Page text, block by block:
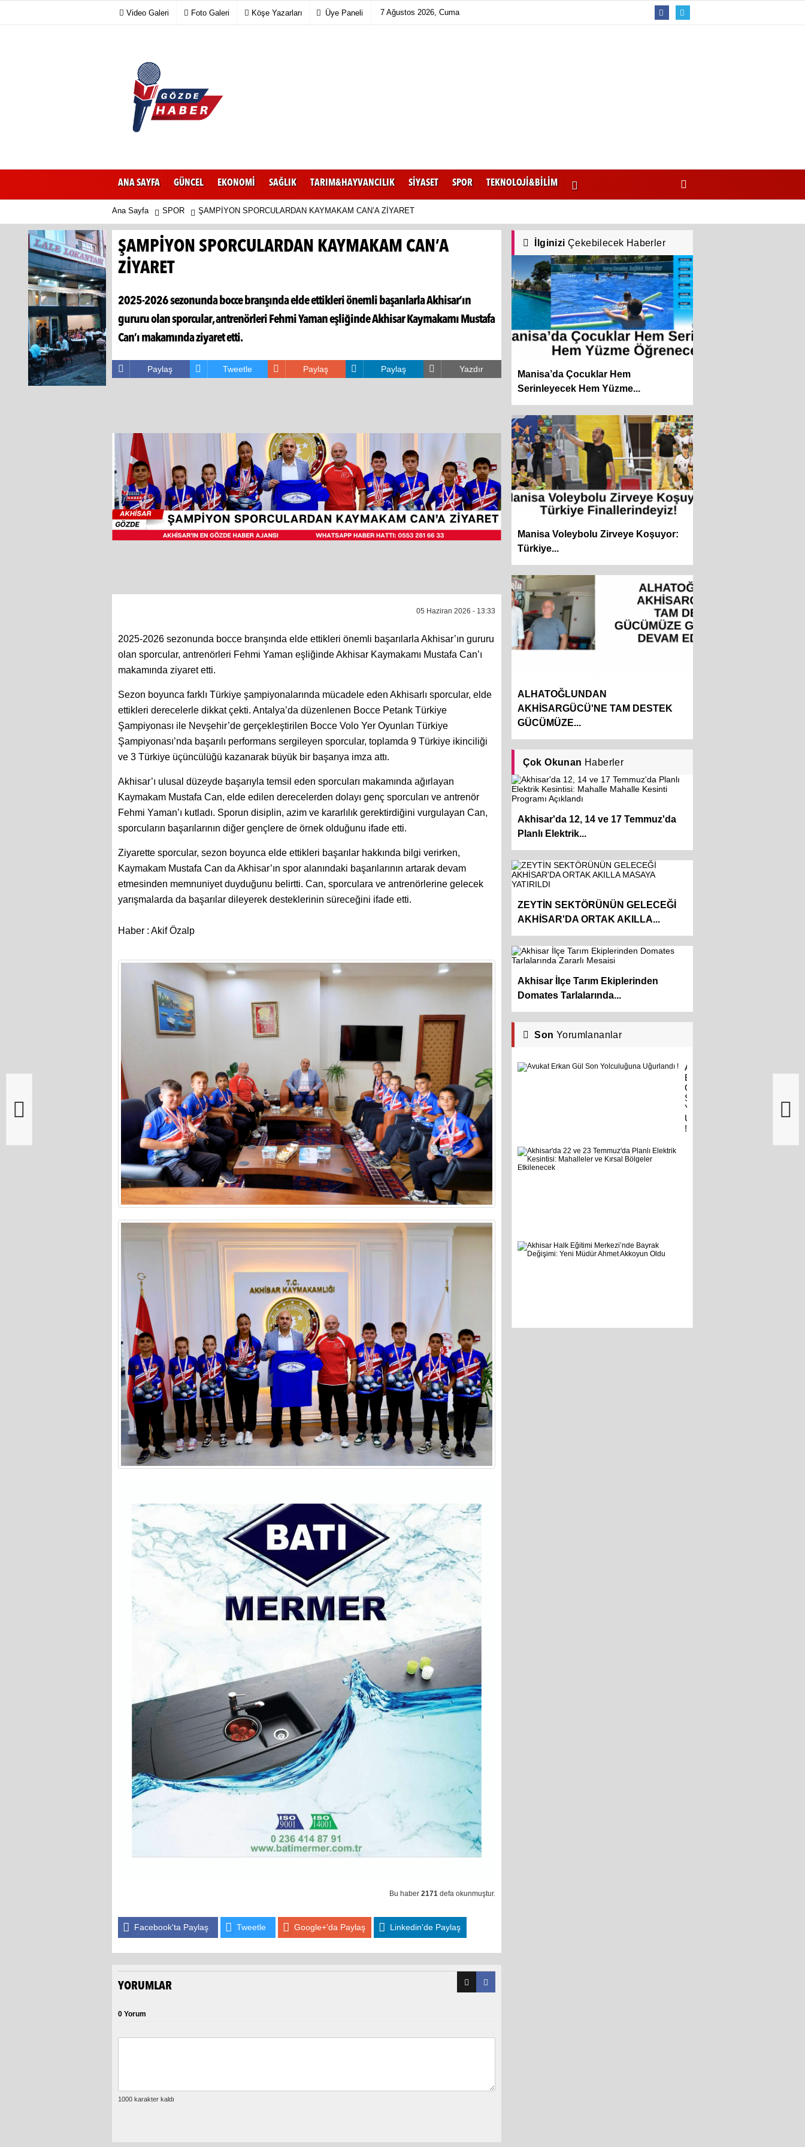
Video Galeri Foto Galeri Köşe Yazarları Üye Paneli 7 Ağustos 2026, Cuma
ANA SAYFA GÜNCEL EKONOMİ SAĞLIK TARIM&HAYVANCILIK SİYASET SPOR TEKNOLOJİ&BİLİM
Ana Sayfa SPOR ŞAMPİYON SPORCULARDAN KAYMAKAM CAN’A ZİYARET
ŞAMPİYON SPORCULARDAN KAYMAKAM CAN’A
ZİYARET
2025-2026 sezonunda bocce branşında elde ettikleri önemli başarılarla Akhisar’ın
gururu olan sporcular, antrenörleri Fehmi Yaman eşliğinde Akhisar Kaymakamı Mustafa
Can’ı makamında ziyaret etti.
Paylaş Tweetle Paylaş Paylaş Yazdır
05 Haziran 2026 - 13:33
2025-2026 sezonunda bocce branşında elde ettikleri önemli başarılarla Akhisar’ın gururu
olan sporcular, antrenörleri Fehmi Yaman eşliğinde Akhisar Kaymakamı Mustafa Can’ı
makamında ziyaret etti.
Sezon boyunca farklı Türkiye şampiyonalarında mücadele eden Akhisarlı sporcular, elde
ettikleri derecelerle dikkat çekti. Antalya’da düzenlenen Bocce Petank Türkiye
Şampiyonası ile Nevşehir’de gerçekleştirilen Bocce Volo Yer Oyunları Türkiye
Şampiyonası’nda başarılı performans sergileyen sporcular, toplamda 9 Türkiye ikinciliği
ve 3 Türkiye üçüncülüğü kazanarak büyük bir başarıya imza attı.
Akhisar’ı ulusal düzeyde başarıyla temsil eden sporcuları makamında ağırlayan
Kaymakam Mustafa Can, elde edilen derecelerden dolayı genç sporcuları ve antrenör
Fehmi Yaman’ı kutladı. Sporun disiplin, azim ve kararlılık gerektirdiğini vurgulayan Can,
sporcuların başarılarının diğer gençlere de örnek olduğunu ifade etti.
Ziyarette sporcular, sezon boyunca elde ettikleri başarılar hakkında bilgi verirken,
Kaymakam Mustafa Can da Akhisar’ın spor alanındaki başarılarının artarak devam
etmesinden memnuniyet duyduğunu belirtti. Can, sporculara ve antrenörlerine gelecek
yarışmalarda da başarılar dileyerek desteklerinin süreceğini ifade etti.
Haber : Akif Özalp
Bu haber 2171 defa okunmuştur.
Facebook'ta Paylaş Tweetle Google+'da Paylaş Linkedin'de Paylaş
YORUMLAR
0 Yorum
İlginizi Çekebilecek Haberler
Manisa’da Çocuklar Hem
Serinleyecek Hem Yüzme...
Manisa Voleybolu Zirveye Koşuyor:
Türkiye...
ALHATOĞLUNDAN
AKHİSARGÜCÜ'NE TAM DESTEK
GÜCÜMÜZE...
Çok Okunan Haberler
Akhisar'da 12, 14 ve 17 Temmuz'da
Planlı Elektrik...
ZEYTİN SEKTÖRÜNÜN GELECEĞİ
AKHİSAR'DA ORTAK AKILLA...
Akhisar İlçe Tarım Ekiplerinden
Domates Tarlalarında...
Son Yorumlananlar
Avukat
Erkan
Gül
Son
Yolculuğuna
Uğurlandı
!